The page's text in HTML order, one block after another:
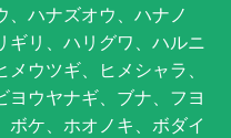
、ハナズオウ、ハナノ
ギリ、ハリグワ、ハルニ
ウツギ、ヒメシャラ、
ヨウヤナギ、ブナ、フヨ
ボケ、ホオノキ、ボダイ